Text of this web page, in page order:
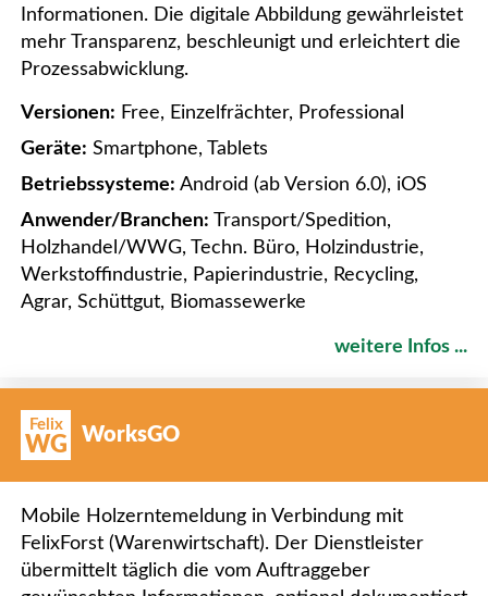
Informationen. Die digitale Abbildung gewährleistet
mehr Transparenz, beschleunigt und erleichtert die
Prozessabwicklung.
Versionen: Free, Einzelfrächter, Professional
Geräte: Smartphone, Tablets
Betriebssysteme: Android (ab Version 6.0), iOS
Anwender/Branchen: Transport/Spedition,
Holzhandel/WWG, Techn. Büro, Holzindustrie,
Werkstoffindustrie, Papierindustrie, Recycling,
Agrar, Schüttgut, Biomassewerke
weitere Infos ...
Felix
WG WorksGO
Mobile Holzerntemeldung in Verbindung mit
FelixForst (Warenwirtschaft). Der Dienstleister
übermittelt täglich die vom Auftraggeber